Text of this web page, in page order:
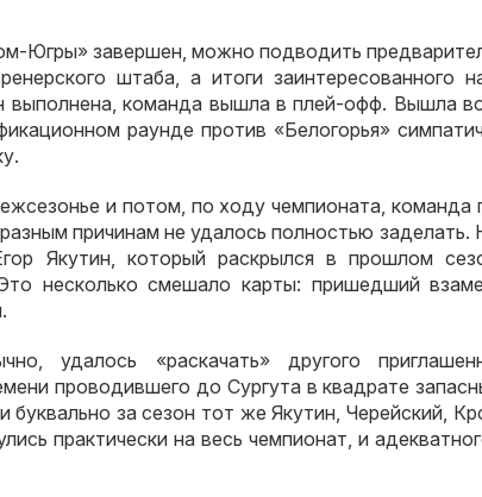
Югры» завершен, можно подводить
штаба, а итоги заинтересованного
выполнена, команда вышла в плей-офф. Вышла
раунде против «Белогорья»
и потом, по ходу чемпионата, команда
причинам не удалось полностью заделать.
Якутин, который раскрылся в прошлом
несколько смешало карты: пришедший
удалось «раскачать» другого
проводившего до Сургута в квадрате
буквально за сезон тот же Якутин, Черейский,
практически на весь чемпионат, и